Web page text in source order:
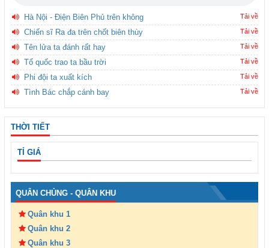
Hà Nội - Điện Biên Phủ trên không Tải về
Chiến sĩ Ra đa trên chốt biên thùy Tải về
Tên lửa ta đánh rất hay Tải về
Tổ quốc trao ta bầu trời Tải về
Phi đội ta xuất kích Tải về
Tình Bác chắp cánh bay Tải về
THỜI TIẾT
TỈ GIÁ
QUÂN CHỦNG - QUÂN KHU
Quân khu 1
Quân khu 2
Quân khu 3